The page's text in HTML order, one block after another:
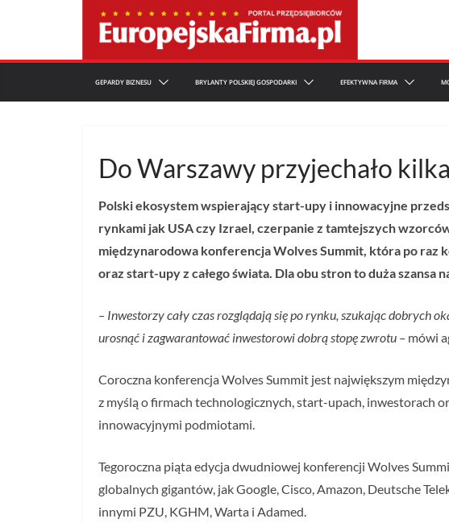
GEPARDY BIZNESU BRYLANTY POLSKIEJ GOSPODARKI EFEKTYWNA FIRMA
Do Warszawy przyjechało
Polski ekosystem wspierający start-upy i innowacyjne
rynkami jak USA czy Izrael, czerpanie z tamtejszych
międzynarodowa konferencja Wolves Summit, która po raz
oraz start-upy z całego świata. Dla obu stron to duża szansa
– Inwestorzy cały czas rozglądają się po rynku, szukając dobrych
urosnąć i zagwarantować inwestorowi dobrą stopę zwrotu – mówi
Coroczna konferencja Wolves Summit jest największym
z myślą o firmach technologicznych, start-upach, inwestorach
innowacyjnymi podmiotami.
Tegoroczna piąta edycja dwudniowej konferencji Wolves
globalnych gigantów, jak Google, Cisco, Amazon, Deutsche
innymi PZU, KGHM, Warta i Adamed.